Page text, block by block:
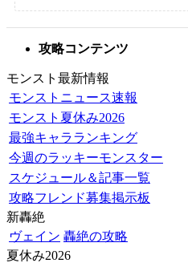
攻略コンテンツ
モンスト最新情報
モンストニュース速報
モンスト夏休み2026
最強キャラランキング
今週のラッキーモンスター
スケジュール＆記事一覧
攻略フレンド募集掲示板
新轟絶
ヴェイン 轟絶の攻略
夏休み2026